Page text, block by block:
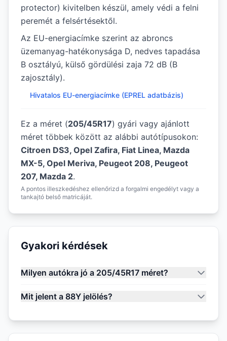
protector) kivitelben készül, amely védi a felni
peremét a felsértésektől.
Az EU-energiacímke szerint az abroncs
üzemanyag-hatékonysága D, nedves tapadása
B osztályú, külső gördülési zaja 72 dB (B
zajosztály).
Hivatalos EU-energiacímke (EPREL adatbázis)
Ez a méret (205/45R17) gyári vagy ajánlott
méret többek között az alábbi autótípusokon:
Citroen DS3, Opel Zafira, Fiat Linea, Mazda
MX-5, Opel Meriva, Peugeot 208, Peugeot
207, Mazda 2.
A pontos illeszkedéshez ellenőrizd a forgalmi engedélyt vagy a
tankajtó belső matricáját.
Gyakori kérdések
Milyen autókra jó a 205/45R17 méret?
Mit jelent a 88Y jelölés?